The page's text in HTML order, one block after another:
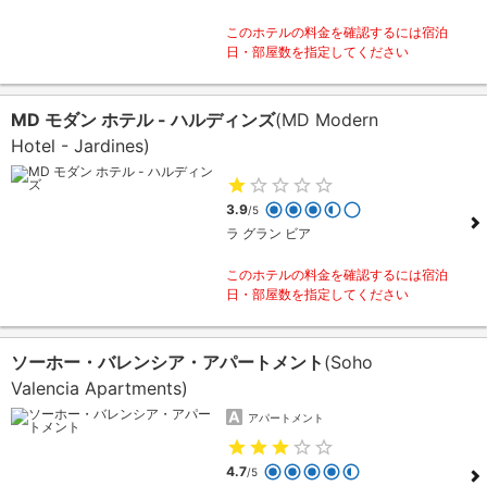
このホテルの料金を確認するには宿泊
日・部屋数を指定してください
MD モダン ホテル - ハルディンズ(MD Modern
Hotel - Jardines)
3.9/5
ラ グラン ビア
このホテルの料金を確認するには宿泊
日・部屋数を指定してください
ソーホー・バレンシア・アパートメント (Soho
Valencia Apartments)
アパートメント
4.7/5